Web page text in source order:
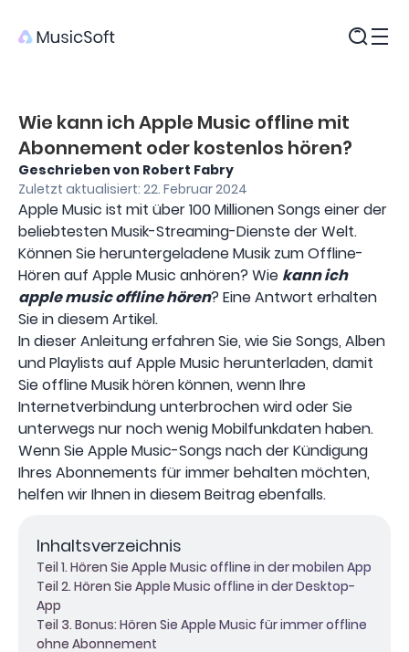
Wie kann ich Apple Music offline mit
Abonnement oder kostenlos hören?
Geschrieben von Robert Fabry
Zuletzt aktualisiert: 22. Februar 2024
Apple Music ist mit über 100 Millionen Songs einer der
beliebtesten Musik-Streaming-Dienste der Welt.
Können Sie heruntergeladene Musik zum Offline-
Hören auf Apple Music anhören? Wie kann ich
apple music offline hören? Eine Antwort erhalten
Sie in diesem Artikel.
In dieser Anleitung erfahren Sie, wie Sie Songs, Alben
und Playlists auf Apple Music herunterladen, damit
Sie offline Musik hören können, wenn Ihre
Internetverbindung unterbrochen wird oder Sie
unterwegs nur noch wenig Mobilfunkdaten haben.
Wenn Sie Apple Music-Songs nach der Kündigung
Ihres Abonnements für immer behalten möchten,
helfen wir Ihnen in diesem Beitrag ebenfalls.
Inhaltsverzeichnis
Teil 1. Hören Sie Apple Music offline in der mobilen App
Teil 2. Hören Sie Apple Music offline in der Desktop-
App
Teil 3. Bonus: Hören Sie Apple Music für immer offline
ohne Abonnement